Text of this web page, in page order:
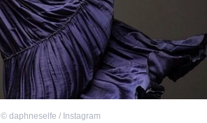
© daphneselfe / Instagram